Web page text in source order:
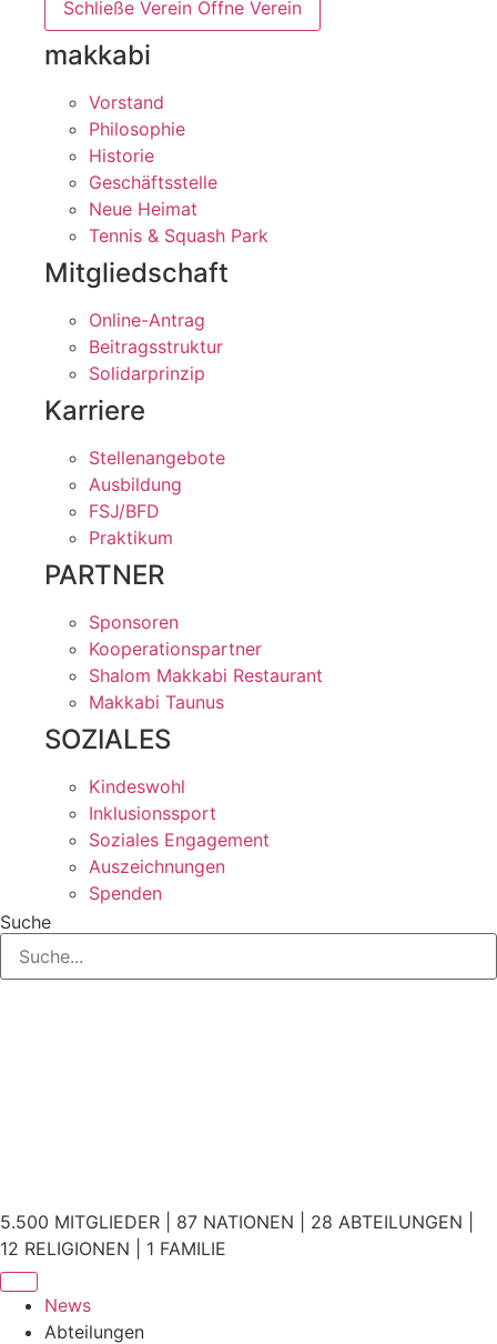
Schließe Verein Öffne Verein
makkabi
Vorstand
Philosophie
Historie
Geschäftsstelle
Neue Heimat
Tennis & Squash Park
Mitgliedschaft
Online-Antrag
Beitragsstruktur
Solidarprinzip
Karriere
Stellenangebote
Ausbildung
FSJ/BFD
Praktikum
PARTNER
Sponsoren
Kooperationspartner
Shalom Makkabi Restaurant
Makkabi Taunus
SOZIALES
Kindeswohl
Inklusionssport
Soziales Engagement
Auszeichnungen
Spenden
Suche
5.500 MITGLIEDER | 87 NATIONEN | 28 ABTEILUNGEN |
12 RELIGIONEN | 1 FAMILIE
News
Abteilungen